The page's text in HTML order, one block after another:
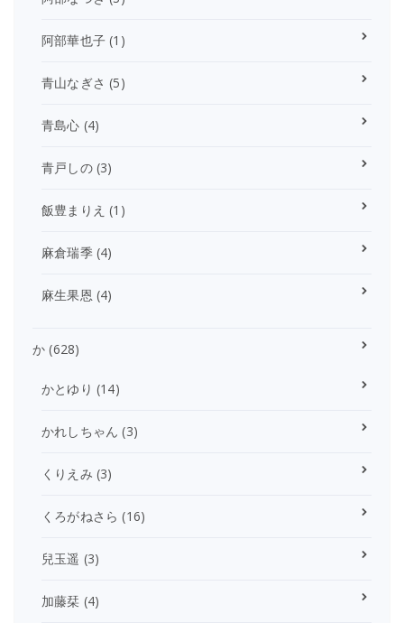
阿部華也子 (1)
青山なぎさ (5)
青島心 (4)
青戸しの(3)
飯豊まりえ (1)
麻倉瑞季(4)
麻生果恩 (4)
か (628)
かとゆり (14)
かれしちゃん (3)
くりえみ (3)
くろがねさら (16)
兒玉遥 (3)
加藤栞 (4)